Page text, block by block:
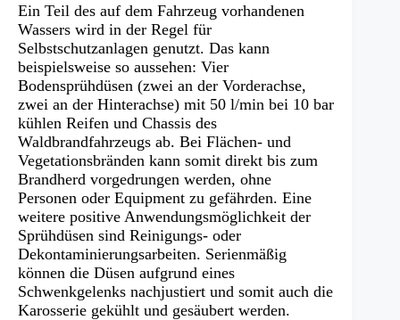
Ein Teil des auf dem Fahrzeug vorhandenen
Wassers wird in der Regel für
Selbstschutzanlagen genutzt. Das kann
beispielsweise so aussehen: Vier
Bodensprühdüsen (zwei an der Vorderachse,
zwei an der Hinterachse) mit 50 l/min bei 10 bar
kühlen Reifen und Chassis des
Waldbrandfahrzeugs ab. Bei Flächen- und
Vegetationsbränden kann somit direkt bis zum
Brandherd vorgedrungen werden, ohne
Personen oder Equipment zu gefährden. Eine
weitere positive Anwendungsmöglichkeit der
Sprühdüsen sind Reinigungs- oder
Dekontaminierungsarbeiten. Serienmäßig
können die Düsen aufgrund eines
Schwenkgelenks nachjustiert und somit auch die
Karosserie gekühlt und gesäubert werden.